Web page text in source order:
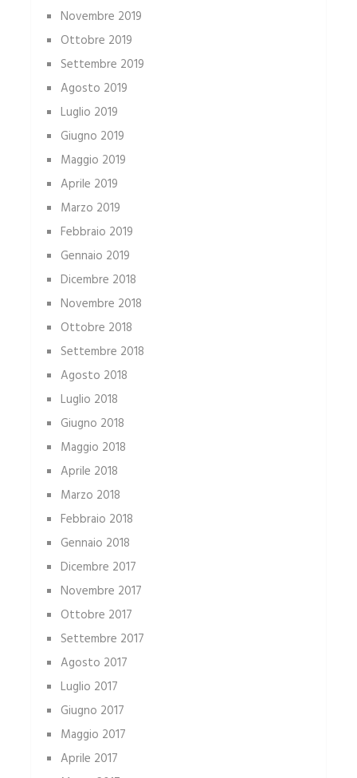
Novembre 2019
Ottobre 2019
Settembre 2019
Agosto 2019
Luglio 2019
Giugno 2019
Maggio 2019
Aprile 2019
Marzo 2019
Febbraio 2019
Gennaio 2019
Dicembre 2018
Novembre 2018
Ottobre 2018
Settembre 2018
Agosto 2018
Luglio 2018
Giugno 2018
Maggio 2018
Aprile 2018
Marzo 2018
Febbraio 2018
Gennaio 2018
Dicembre 2017
Novembre 2017
Ottobre 2017
Settembre 2017
Agosto 2017
Luglio 2017
Giugno 2017
Maggio 2017
Aprile 2017